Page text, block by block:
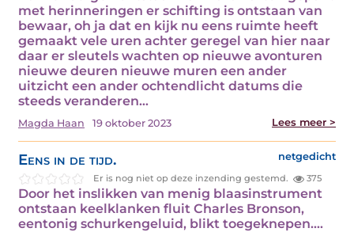
met herinneringen er schifting is ontstaan van
bewaar, oh ja dat en kijk nu eens ruimte heeft
gemaakt vele uren achter geregel van hier naar
daar er sleutels wachten op nieuwe avonturen
nieuwe deuren nieuwe muren een ander
uitzicht een ander ochtendlicht datums die
steeds veranderen…
Magda Haan 19 oktober 2023 Lees meer >
Eens in de tijd. netgedicht
Er is nog niet op deze inzending gestemd. 375
Door het inslikken van menig blaasinstrument
ontstaan keelklanken fluit Charles Bronson,
eentonig schurkengeluid, blikt toegeknepen.…